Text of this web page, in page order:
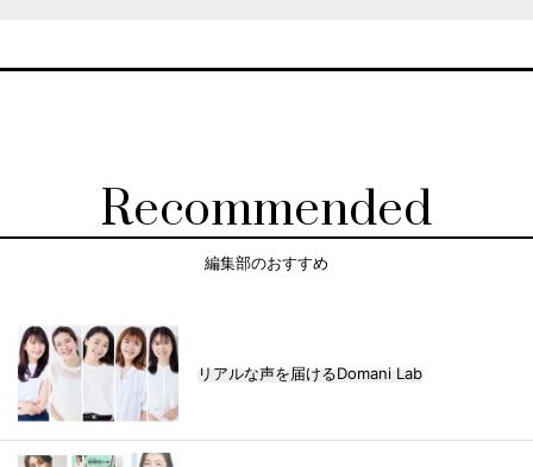
Recommended
編集部のおすすめ
リアルな声を届けるDomani Lab